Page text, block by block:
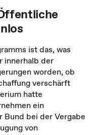
ist das, was
innerhalb der
worden, ob
verschärft
hatte
ein
Bund bei der Vergabe
von